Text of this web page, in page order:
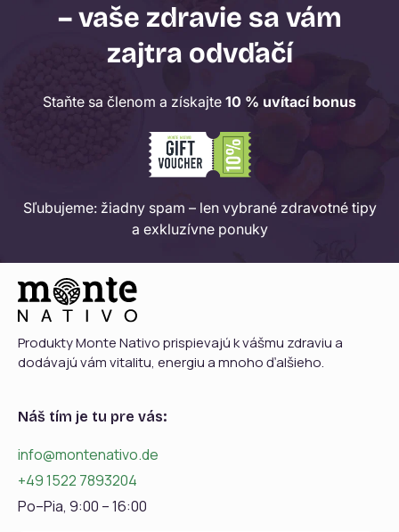
– vaše zdravie sa vám
zajtra odvďačí
Staňte sa členom a získajte 10 % uvítací bonus
Sľubujeme: žiadny spam – len vybrané zdravotné tipy
a exkluzívne ponuky
Produkty Monte Nativo prispievajú k vášmu zdraviu a
dodávajú vám vitalitu, energiu a mnoho ďalšieho.
Náš tím je tu pre vás:
info@montenativo.de
+49 1522 7893204
Po–Pia, 9:00 – 16:00